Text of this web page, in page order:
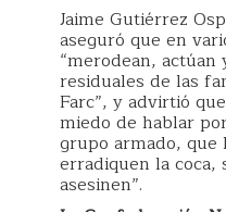
Jaime Gutiérrez
aseguró que en
“merodean,
residuales de las
Farc”, y advirtió
miedo de hablar
grupo armado, que
erradiquen la coca,
asesinen”.